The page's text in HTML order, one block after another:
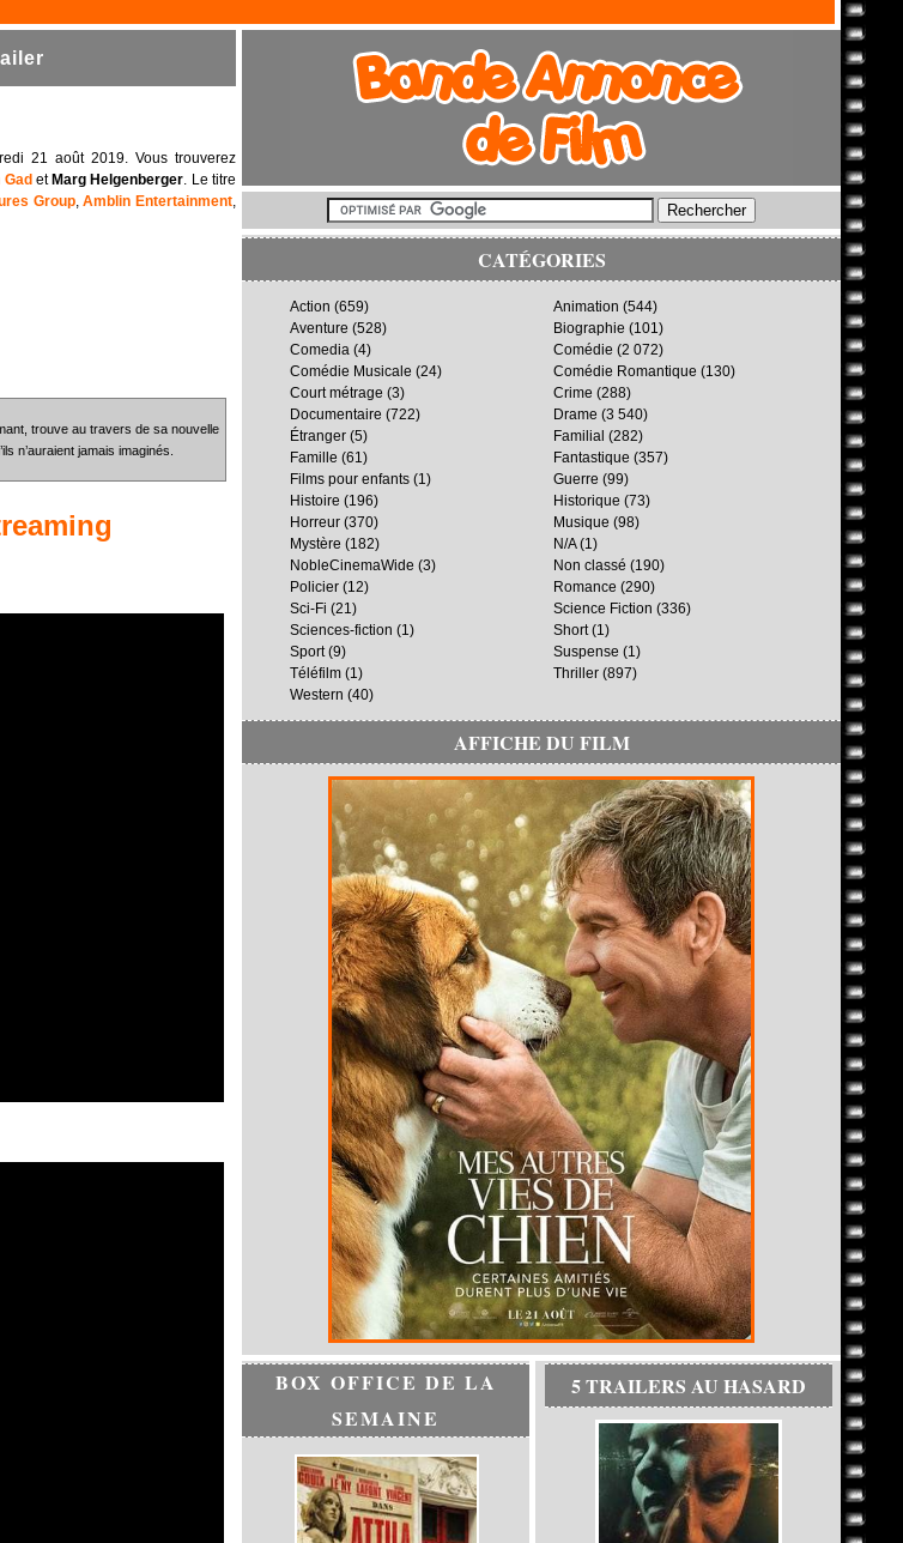
21 août 2019. Vous trouverez
et Marg Helgenberger. Le titre
Group,Amblin Entertainment,
trouve au travers de sa nouvelle
n’auraient jamais imaginés.
CATÉGORIES
Action (659) Animation (544)
Aventure (528) Biographie (101)
Comedia (4) Comédie (2 072)
Comédie Musicale (24) Comédie Romantique (130)
Court métrage (3) Crime (288)
Documentaire (722) Drame (3 540)
Étranger (5) Familial (282)
Famille (61) Fantastique (357)
Films pour enfants (1) Guerre (99)
Histoire (196) Historique (73)
Horreur (370) Musique (98)
Mystère (182) N/A(1)
NobleCinemaWide (3) Non classé (190)
Policier (12) Romance (290)
Sci-Fi (21) Science Fiction (336)
Sciences-fiction (1) Short(1)
Sport(9) Suspense (1)
Téléfilm (1) Thriller (897)
Western (40)
AFFICHE DU FILM
BOX OFFICE DE LA
SEMAINE
5 TRAILERS AU HASARD